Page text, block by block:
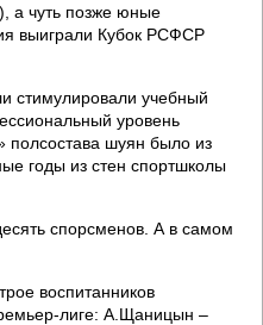
а чуть позже юные
выиграли Кубок РСФСР
стимулировали учебный
уровень
полсостава шуян было из
годы из стен спортшколы
спорсменов. А в самом
воспитанников
лиге: А.Щаницын –